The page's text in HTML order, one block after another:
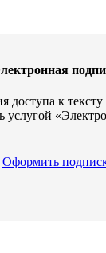
доступа к
услугой
Оформить